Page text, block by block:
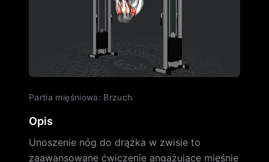
Partia mięśniowa: Brzuch
Opis
Unoszenie nóg do drążka w zwisie to
zaawansowane ćwiczenie angażujące mięśnie